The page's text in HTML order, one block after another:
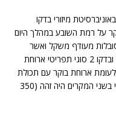
מיזורי בדקו
על רמת השובע במהלך היום
מעודף משקל ואשר
נוטות לדלג על ארוחת הבוקר. החוקרים השוו ובדקו 2 סוגי תפריטי ארוחת
(35 גרם חלבון) לעומת ארוחת בוקר עם תכולת
חלבון נורמלית (13 גרם חלבון). הערך הקלורי בשני המקרים היה זהה (350